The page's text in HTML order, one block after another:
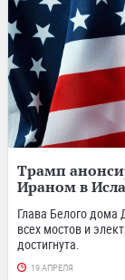
Трамп
Ираном в
Глава Белого дома
всех мостов и
достигнута.
19 АПРЕЛЯ